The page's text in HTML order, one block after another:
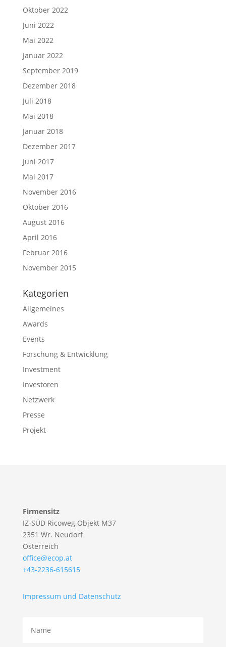
Oktober 2022
Juni 2022
Mai 2022
Januar 2022
September 2019
Dezember 2018
Juli 2018
Mai 2018
Januar 2018
Dezember 2017
Juni 2017
Mai 2017
November 2016
Oktober 2016
August 2016
April 2016
Februar 2016
November 2015
Kategorien
Allgemeines
Awards
Events
Forschung & Entwicklung
Investment
Investoren
Netzwerk
Presse
Projekt
Firmensitz
IZ-SÜD Ricoweg Objekt M37
2351 Wr. Neudorf
Österreich
office@ecop.at
+43-2236-615615
Impressum und Datenschutz